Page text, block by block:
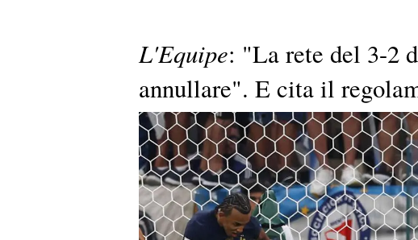
L'Equipe: "La rete del 3-2
annullare". E cita il